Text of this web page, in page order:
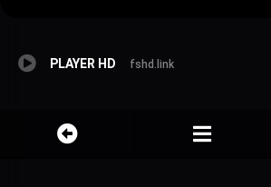
PLAYER HD fshd.link